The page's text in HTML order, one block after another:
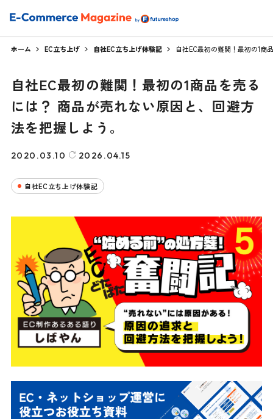
ホーム EC立ち上げ 自社EC立ち上げ体験記 自社EC最初の難関！最初の1商
自社EC最初の難関！最初の1商品を売る
には？ 商品が売れない原因と、回避方
法を把握しよう。
2020.03.10 2026.04.15
自社EC立ち上げ体験記